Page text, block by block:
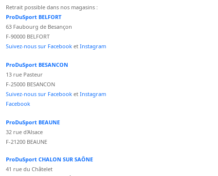
Retrait possible dans nos magasins :
ProDuSport BELFORT
63 Faubourg de Besançon
F-90000 BELFORT
Suivez-nous sur Facebook et Instagram
ProDuSport BESANCON
13 rue Pasteur
F-25000 BESANCON
Suivez-nous sur Facebook et Instagram
Facebook
ProDuSport BEAUNE
32 rue d'Alsace
F-21200 BEAUNE
ProDuSport CHALON SUR SAÔNE
41 rue du Châtelet